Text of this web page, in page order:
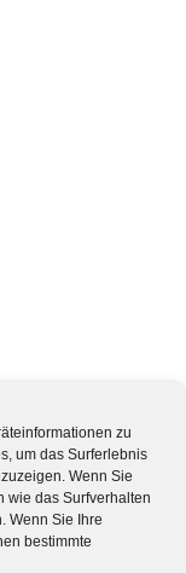
zu
um das Surferlebnis
Wenn Sie
wie das Surfverhalten
Wenn Sie Ihre
bestimmte